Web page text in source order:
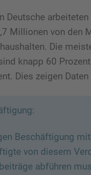
Deutsche
Millionen von den
Die
knapp 60
Dies zeigen Daten
Beschäftigung
von diesem
abführen